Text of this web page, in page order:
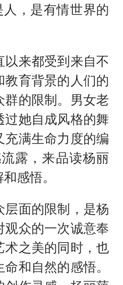
人，是有情世界的
来都受到来自不
育背景的人们的
的限制。男女老
她自成风格的舞
满生命力度的编
露，来品读杨丽
感悟。
层面的限制，是杨
众的一次诚意奉
之美的同时，也
和自然的感悟。